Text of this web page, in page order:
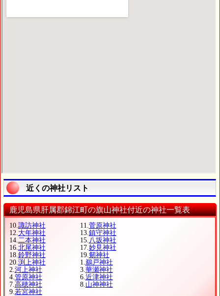
近くの神社リスト
鹿児島県肝属郡錦江町の旗山神社付近の神社一覧表
10. 諏訪神社 11. 菅原神社
12. 大年神社 13. 鎮守神社
14. 二本神社 15. 八坂神社
16. 北尾神社 17. 妙見神社
18. 鈴野神社 19. 剱神社
20. 渕上神社 1. 鵜戸神社
2. 河上神社 3. 華瀬神社
4. 管原神社 6. 近津神社
7. 高穂神社 8. 山神神社
9. 若宮神社